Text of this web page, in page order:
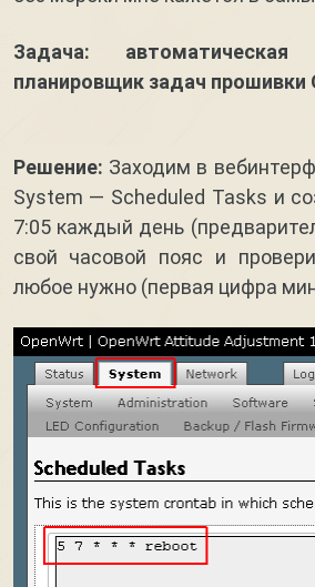
Задача: автоматическая
планировщик задач прошивки
Решение: Заходим в
System — Scheduled Tasks и
7:05 каждый день
свой часовой пояс и
любое нужно (первая цифра